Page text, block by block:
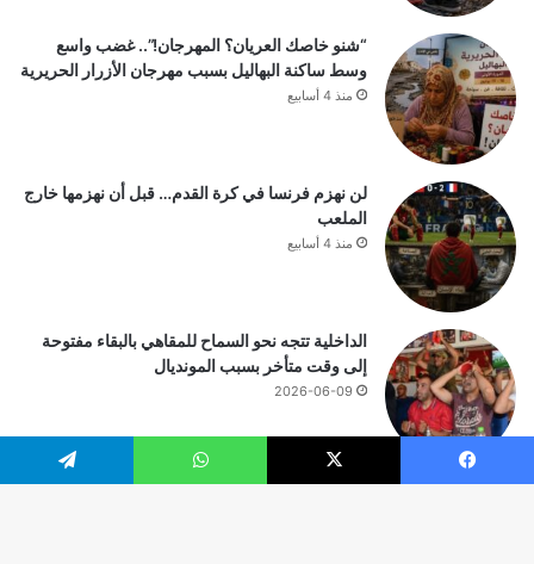
“شنو خاصك العريان؟ المهرجان!”.. غضب واسع
وسط ساكنة البهاليل بسبب مهرجان الأزرار الحريرية
منذ 4 أسابيع
لن نهزم فرنسا في كرة القدم… قبل أن نهزمها خارج
الملعب
منذ 4 أسابيع
الداخلية تتجه نحو السماح للمقاهي بالبقاء مفتوحة
إلى وقت متأخر بسبب المونديال
2026-06-09
فيسبوك ‫X واتساب تيلقرام